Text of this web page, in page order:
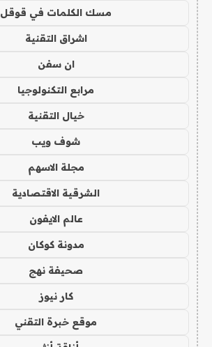
مسك الكلمات في قوقل
اشراق التقنية
ان سفن
مرابع التكنولوجيا
خيال التقنية
شوف ويب
مجلة الاسهم
الشرقية الاقتصادية
عالم الايفون
مدونة كوكان
صحيفة نهج
كار نيوز
موقع خبرة التقني